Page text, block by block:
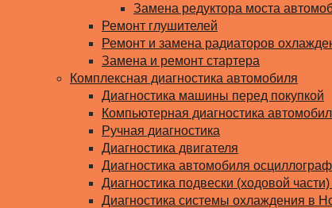
Замена редуктора моста
Ремонт глушителей
Ремонт и замена радиаторов
Замена и ремонт стартера
Комплексная диагностика автомобиля
Диагностика машины перед покупкой
Компьютерная диагностика
Ручная диагностика
Диагностика двигателя
Диагностика автомобиля
Диагностика подвески (ходовой
Диагностика системы охлаждения в